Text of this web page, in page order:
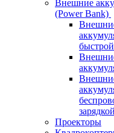
Внешние
(Power Bank)
зарядкой
Проекторы